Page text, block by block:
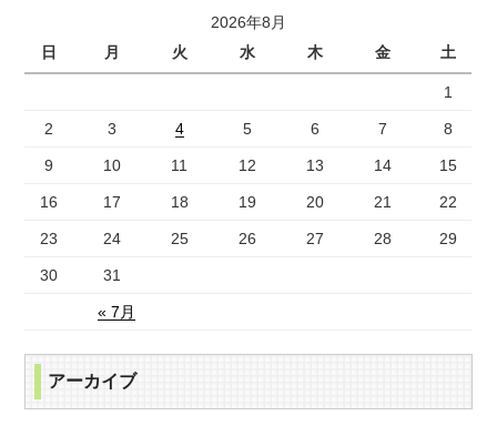
2026年8月
日
月 火 水 木 金 土
« 7月
1
2 3 4 5 6 7 8
9 10 11 12 13 14 15
16 17 18 19 20 21 22
23 24 25 26 27 28 29
30 31
アーカイブ